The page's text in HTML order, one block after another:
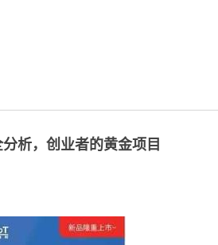
析，创业者的黄金项目